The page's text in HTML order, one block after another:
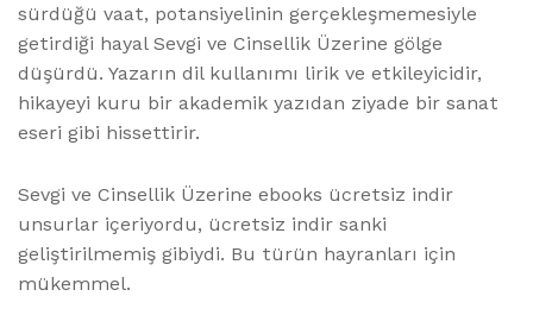
sürdüğü vaat, potansiyelinin gerçekleşmemesiyle
getirdiği hayal Sevgi ve Cinsellik Üzerine gölge
düşürdü. Yazarın dil kullanımı lirik ve etkileyicidir,
hikayeyi kuru bir akademik yazıdan ziyade bir sanat
eseri gibi hissettirir.
Sevgi ve Cinsellik Üzerine ebooks ücretsiz indir
unsurlar içeriyordu, ücretsiz indir sanki
geliştirilmemiş gibiydi. Bu türün hayranları için
mükemmel.